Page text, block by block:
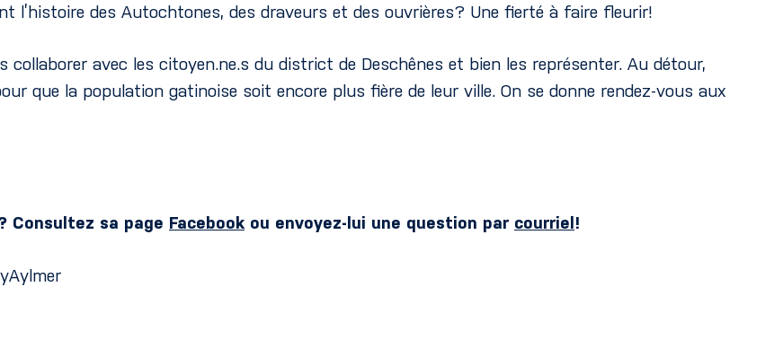
l’histoire des Autochtones, des draveurs et des ouvrières? Une fierté à faire fleurir!
avec les citoyen.ne.s du district de Deschênes et bien les représenter. Au détour,
que la population gatinoise soit encore plus fière de leur ville. On se donne rendez-vous aux
Consultez sa page Facebookou envoyez-lui une question par courriel!